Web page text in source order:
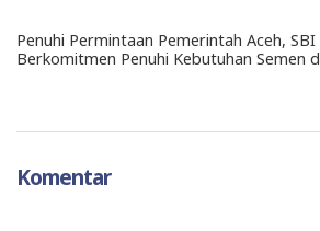
Penuhi Permintaan Pemerintah Aceh, SBI
Berkomitmen Penuhi Kebutuhan Semen
Komentar